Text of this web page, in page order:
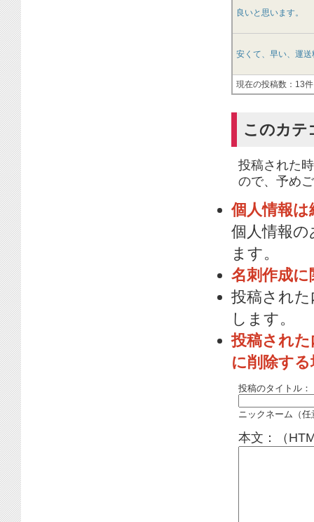
良いと思います。
安くて、早い、運送
現在の投稿数：13件
このカテ
投稿された
ので、予め
個人情報
個人情報
ます。
名刺作成
投稿され
します。
投稿され
に削除す
投稿のタイトル：
ニックネーム（任
本文：（